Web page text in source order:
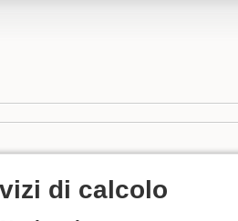
di calcolo